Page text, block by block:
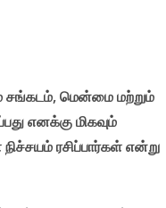
சங்கடம், மென்மை மற்றும்
எனக்கு மிகவும்
ரசிப்பார்கள் என்று